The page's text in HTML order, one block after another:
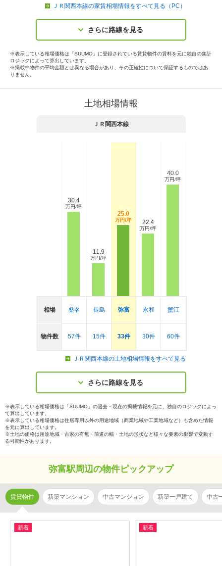
ＪＲ関西本線の家賃相場情報をすべて見る（PC）
さらに路線を見る
※表示している相場価格は「SUUMO」に登録されている賃貸物件の賃料を元に独自の集計
ロジックによって算出しています。
※掲載中物件の平均金額とは異なる場合があり、その正確性について保証するものではあ
りません。
土地相場情報
ＪＲ関西本線
相場
物件数
30.4
万円/坪
桑名
57件
11.9
万円/坪
長島
15件
25.0
万円/坪
弥富
33件
22.4
万円/坪
永和
30件
40.0
万円/坪
蟹江
60件
ＪＲ関西本線の土地相場情報をすべて見る
さらに路線を見る
※表示している相場価格は「SUUMO」の過去・現在の掲載情報を元に、独自のロジックによっ
て算出しています。
※表示している相場価格は住居専用以外の用途地域（商業地域や工業地域など）も含めた情報
を元に算出しています。
※土地の価格は用途地域・古家の有無・前道の幅・土地の形状など様々な要素の影響で変動す
る可能性があります。
弥富駅周辺の物件ピックアップ
賃貸物件 新築マンション 中古マンション 新築一戸建て 中古
新着 新着